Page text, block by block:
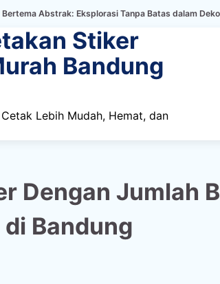
Eksplorasi Tanpa Batas dalam Dekorasi
Stiker
Bandung
Lebih Mudah, Hemat, dan
Dengan Jumlah
Bandung